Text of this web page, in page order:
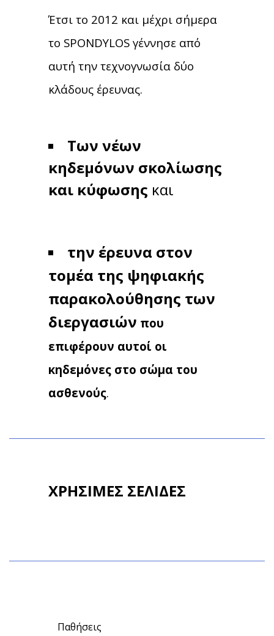
Έτσι το 2012 και μέχρι σήμερα
το SPONDYLOS γέννησε από
αυτή την τεχνογνωσία δύο
κλάδους έρευνας.
Των νέων
κηδεμόνων σκολίωσης
και κύφωσης και
την έρευνα στον
τομέα της ψηφιακής
παρακολούθησης των
διεργασιών που
επιφέρουν αυτοί οι
κηδεμόνες στο σώμα του
ασθενούς.
ΧΡΗΣΙΜΕΣ ΣΕΛΙΔΕΣ
Παθήσεις